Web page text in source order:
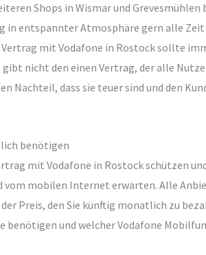
Shops in Wismar und
entspannter Atmosphäre gern alle
mit Vodafone in Rostock sollte
nicht den einen Vertrag, der alle
Nachteil, dass sie teuer sind und den
benötigen
mit Vodafone in Rostock schützen
mobilen Internet erwarten. Alle
Preis, den Sie künftig monatlich zu
benötigen und welcher Vodafone